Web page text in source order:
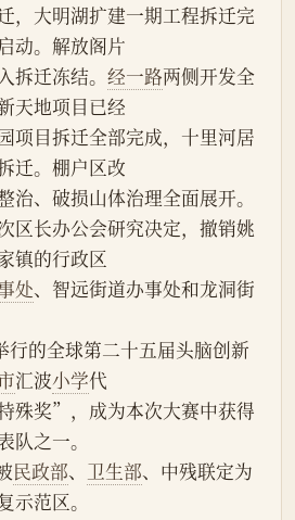
，大明湖扩建一期工程拆迁完
动。解放阁片
拆迁冻结。 经一路两侧开发全
天地项目已经
项目拆迁全部完成，十里河居
迁。棚户区改
治、破损山体治理全面展开。
区长办公会研究决定，撤销姚
镇的行政区
处、智远街道办事处和龙洞街
汇波小学代
殊奖”，成为本次大赛中获得
队之一。
民政部、 卫生部、中残联定为
示范区。